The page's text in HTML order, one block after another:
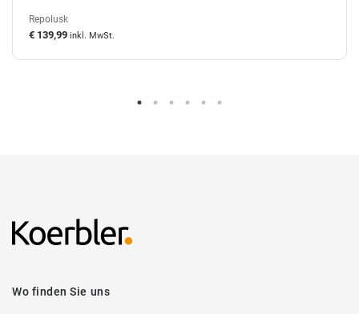
Repolusk
€ 139,99 inkl. MwSt.
Wo finden Sie uns